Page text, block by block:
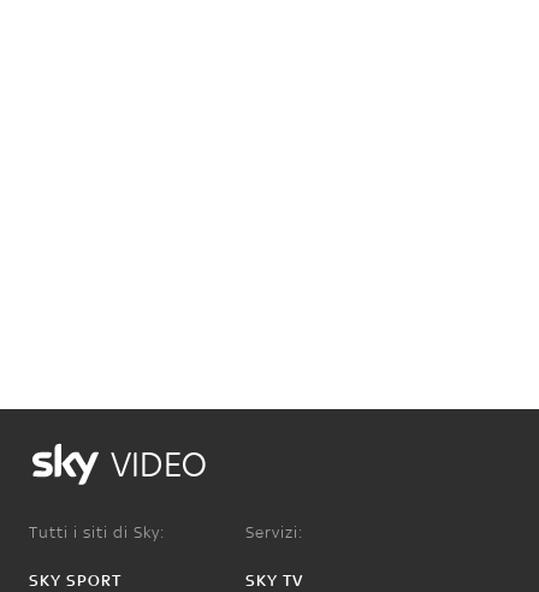
VIDEO
Tutti i siti di Sky:
SKY SPORT
Servizi:
SKY TV